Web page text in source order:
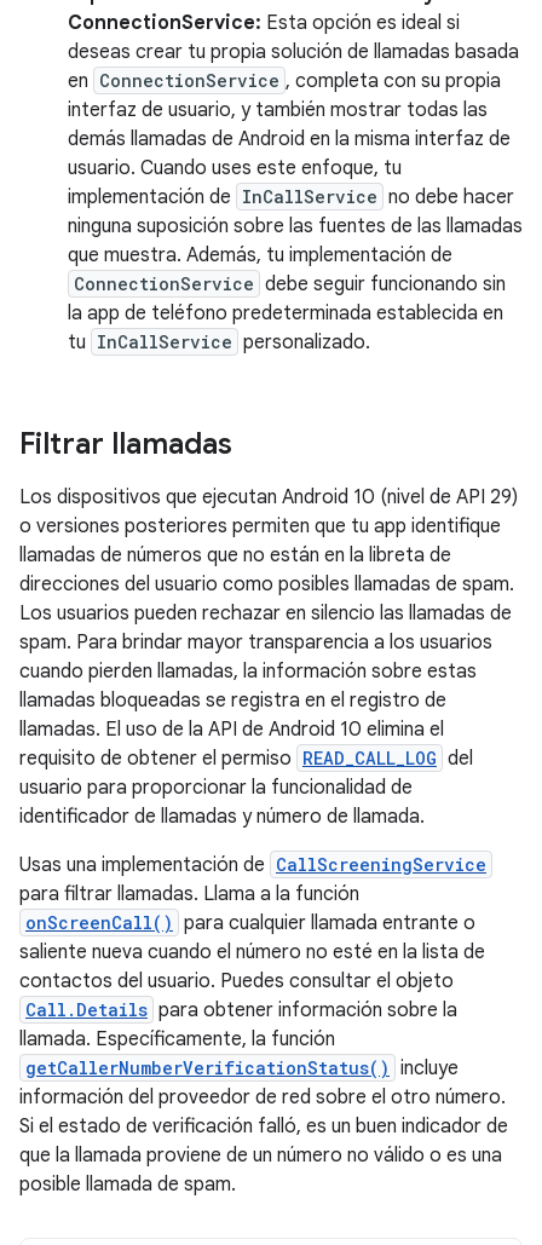
ConnectionService: Esta opción es ideal si
deseas crear tu propia solución de llamadas basada
en ConnectionService , completa con su propia
interfaz de usuario, y también mostrar todas las
demás llamadas de Android en la misma interfaz de
usuario. Cuando uses este enfoque, tu
implementación de InCallService no debe hacer
ninguna suposición sobre las fuentes de las llamadas
que muestra. Además, tu implementación de
ConnectionService debe seguir funcionando sin
la app de teléfono predeterminada establecida en
tu InCallService personalizado.
Filtrar llamadas
Los dispositivos que ejecutan Android 10 (nivel de API 29)
o versiones posteriores permiten que tu app identifique
llamadas de números que no están en la libreta de
direcciones del usuario como posibles llamadas de spam.
Los usuarios pueden rechazar en silencio las llamadas de
spam. Para brindar mayor transparencia a los usuarios
cuando pierden llamadas, la información sobre estas
llamadas bloqueadas se registra en el registro de
llamadas. El uso de la API de Android 10 elimina el
requisito de obtener el permiso READ_CALL_LOG del
usuario para proporcionar la funcionalidad de
identificador de llamadas y número de llamada.
Usas una implementación de CallScreeningService
para filtrar llamadas. Llama a la función
onScreenCall() para cualquier llamada entrante o
saliente nueva cuando el número no esté en la lista de
contactos del usuario. Puedes consultar el objeto
Call.Details para obtener información sobre la
llamada. Específicamente, la función
getCallerNumberVerificationStatus() incluye
información del proveedor de red sobre el otro número.
Si el estado de verificación falló, es un buen indicador de
que la llamada proviene de un número no válido o es una
posible llamada de spam.